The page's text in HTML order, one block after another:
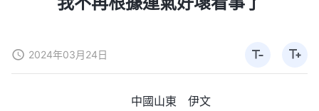
2024年03月24日
中國山東 伊文